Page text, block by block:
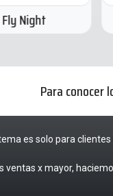
Night
Para conocer
es solo para
ventas x mayor,